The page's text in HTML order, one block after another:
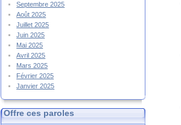
Septembre 2025
Août 2025
Juillet 2025
Juin 2025
Mai 2025
Avril 2025
Mars 2025
Février 2025
Janvier 2025
Offre ces paroles